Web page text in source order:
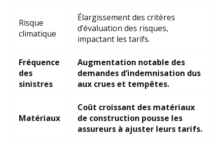
Risque
climatique
Élargissement des critères
d’évaluation des risques,
impactant les tarifs.
Fréquence
des
sinistres
Augmentation notable des
demandes d’indemnisation dus
aux crues et tempêtes.
Matériaux
Coût croissant des matériaux
de construction pousse les
assureurs à ajuster leurs tarifs.